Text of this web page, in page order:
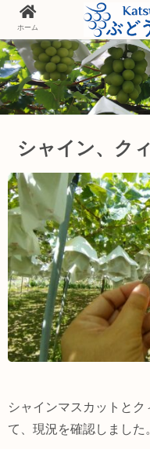
シャイン、ク
シャインマスカットと
て、現況を確認しました
ホーム